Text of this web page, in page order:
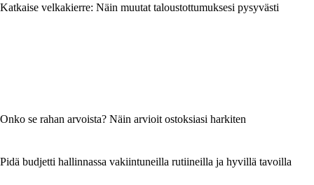
Katkaise velkakierre: Näin muutat taloustottumuksesi pysyvästi
Onko se rahan arvoista? Näin arvioit ostoksiasi harkiten
Pidä budjetti hallinnassa vakiintuneilla rutiineilla ja hyvillä tavoilla